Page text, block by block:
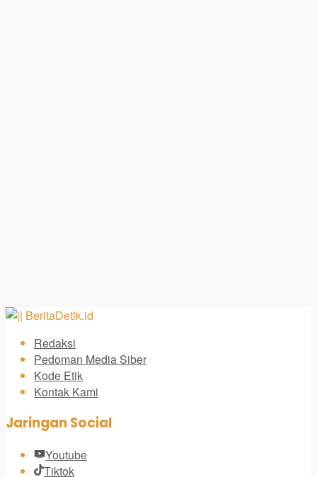
Redaksi
Pedoman Media Siber
Kode Etik
Kontak Kami
Jaringan Social
Youtube
Tiktok